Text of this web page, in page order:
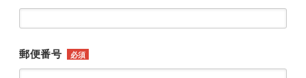
郵便番号 必須